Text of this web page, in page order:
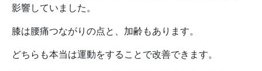
影響していました。
膝は腰痛つながりの点と、加齢もあります。
どちらも本当は運動をすることで改善できます。